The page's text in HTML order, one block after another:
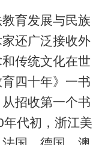
育发展与民族
还广泛接收外
传统文化在世
四十年》一书
招收第一个书
代初，浙江美